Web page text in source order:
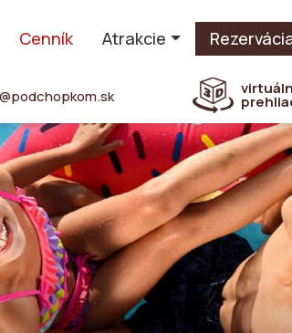
Cenník Atrakcie